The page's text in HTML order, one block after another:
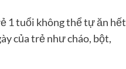
1 tuổi không thể tự ăn hết
của trẻ như cháo, bột,